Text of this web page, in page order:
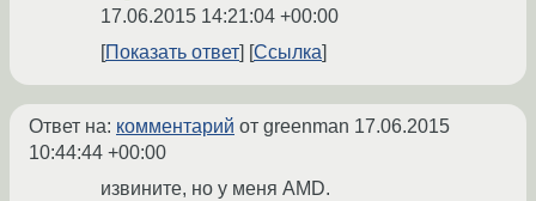
17.06.2015 14:21:04 +00:00
Показать ответ
Ссылка
Ответ на: комментарий от greenman 17.06.2015
10:44:44 +00:00
извините, но у меня AMD.